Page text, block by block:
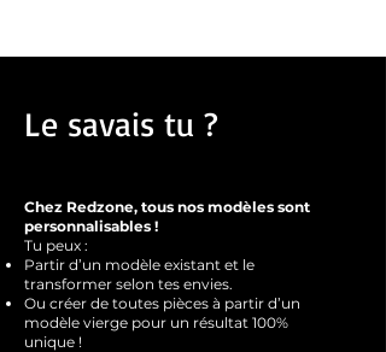
Le savais tu ?
Chez Redzone, tous nos modèles sont
personnalisables !
Tu peux :
Partir d’un modèle existant et le
transformer selon tes envies.
Ou créer de toutes pièces à partir d’un
modèle vierge pour un résultat 100%
unique !